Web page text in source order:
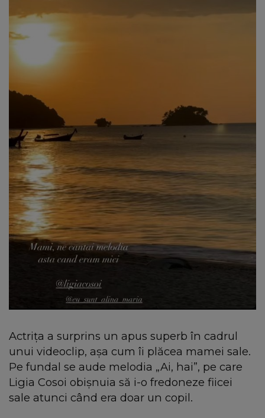
Actrița a surprins un apus superb în cadrul
unui videoclip, așa cum îi plăcea mamei sale.
Pe fundal se aude melodia „Ai, hai”, pe care
Ligia Cosoi obișnuia să i-o fredoneze fiicei
sale atunci când era doar un copil.